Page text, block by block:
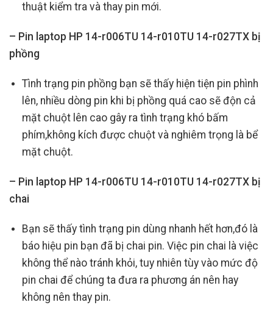
thuật kiểm tra và thay pin mới.
– Pin laptop HP 14-r006TU 14-r010TU 14-r027TX bị
phồng
Tình trạng pin phồng bạn sẽ thấy hiện tiện pin phình
lên, nhiều dòng pin khi bị phồng quá cao sẽ độn cả
mặt chuột lên cao gây ra tình trạng khó bấm
phím,không kích được chuột và nghiêm trọng là bể
mặt chuột.
– Pin laptop HP 14-r006TU 14-r010TU 14-r027TX bị
chai
Bạn sẽ thấy tình trạng pin dùng nhanh hết hơn,đó là
báo hiệu pin bạn đã bị chai pin. Việc pin chai là việc
không thể nào tránh khỏi, tuy nhiên tùy vào mức độ
pin chai để chúng ta đưa ra phương án nên hay
không nên thay pin.